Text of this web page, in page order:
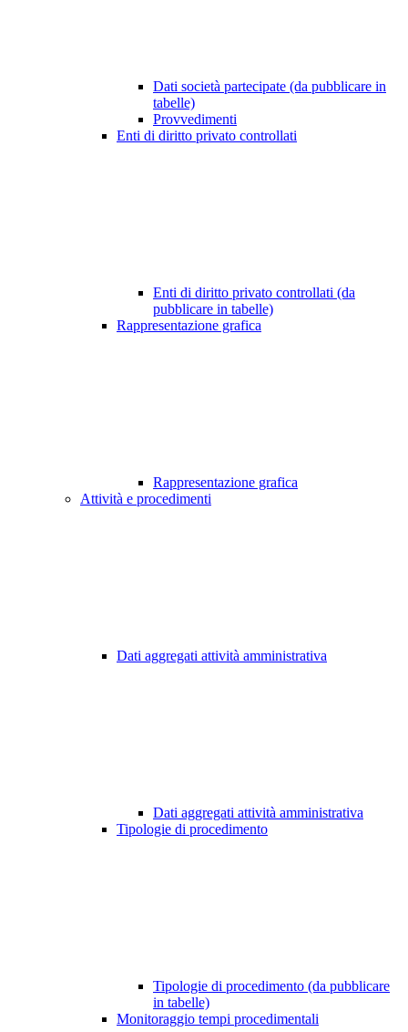
Dati società partecipate (da pubblicare in
tabelle)
Provvedimenti
Enti di diritto privato controllati
Enti di diritto privato controllati (da
pubblicare in tabelle)
Rappresentazione grafica
Rappresentazione grafica
Attività e procedimenti
Dati aggregati attività amministrativa
Dati aggregati attività amministrativa
Tipologie di procedimento
Tipologie di procedimento (da pubblicare
in tabelle)
Monitoraggio tempi procedimentali